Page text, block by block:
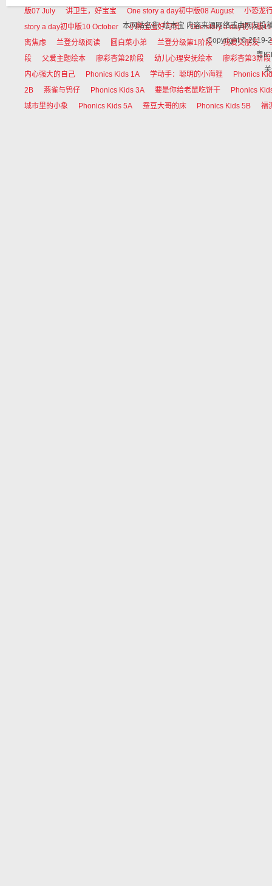
版07 July 讲卫生，好宝宝 One story a day初中版08 August
小恐龙
story a day初中版10 October
小熊宝宝好习惯
One story a day初中版
离焦虑
兰登分级阅读 圆白菜小弟 兰登分级第1阶段 我爱交朋友
段
父爱主题绘本 廖彩杏第2阶段 幼儿心理安抚绘本
廖彩杏第3阶段
内心强大的自己
Phonics Kids 1A 学动手：聪明的小海狸
Phonics
2B
燕雀与钨仔 Phonics Kids 3A 要是你给老鼠吃饼干
Phonics
城市里的小象
Phonics Kids 5A 蚕豆大哥的床 Phonics Kids 5B 福
本网站名称: 绘本宝 内容来源网络或由网友投
Copyright © 2019-
粤